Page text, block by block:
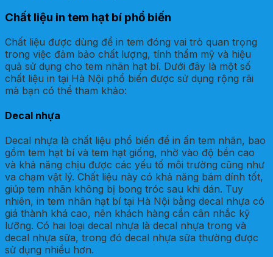
Chất liệu in tem hạt bí phổ biến
Chất liệu được dùng để in tem đóng vai trò quan trọng
trong việc đảm bảo chất lượng, tính thẩm mỹ và hiệu
quả sử dụng cho tem nhãn hạt bí. Dưới đây là một số
chất liệu in tại Hà Nội phổ biến được sử dụng rộng rãi
mà bạn có thể tham khảo:
Decal nhựa
Decal nhựa là chất liệu phổ biến để in ấn tem nhãn, bao
gồm tem hạt bí và tem hạt giống, nhờ vào độ bền cao
và khả năng chịu được các yếu tố môi trường cũng như
va chạm vật lý. Chất liệu này có khả năng bám dính tốt,
giúp tem nhãn không bị bong tróc sau khi dán. Tuy
nhiên, in tem nhãn hạt bí tại Hà Nội bằng decal nhựa có
giá thành khá cao, nên khách hàng cần cân nhắc kỹ
lưỡng. Có hai loại decal nhựa là decal nhựa trong và
decal nhựa sữa, trong đó decal nhựa sữa thường được
sử dụng nhiều hơn.